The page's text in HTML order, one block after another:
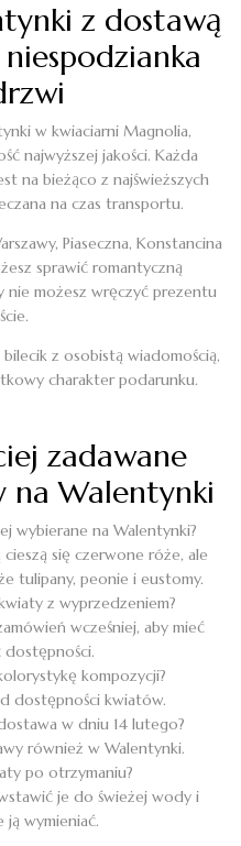
z dostawą
w kwiaciarni Magnolia,
najwyższej jakości. Każda
na bieżąco z najświeższych
na czas transportu.
Piaseczna, Konstancina
sprawić romantyczną
możesz wręczyć prezentu
z osobistą wiadomością,
charakter podarunku.
zadawane
na Walentynki
wybierane na Walentynki?
się czerwone róże, ale
tulipany, peonie i eustomy.
z wyprzedzeniem?
wcześniej, aby mieć
dostępności.
kompozycji?
dostępności kwiatów.
w dniu 14 lutego?
również w Walentynki.
po otrzymaniu?
je do świeżej wody i
ją wymieniać.